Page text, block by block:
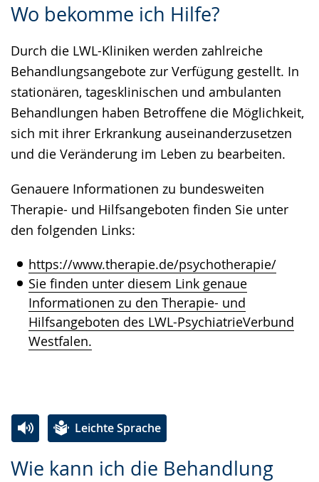
Wo bekomme ich Hilfe?
Durch die LWL-Kliniken werden zahlreiche
Behandlungsangebote zur Verfügung gestellt. In
stationären, tagesklinischen und ambulanten
Behandlungen haben Betroffene die Möglichkeit,
sich mit ihrer Erkrankung auseinanderzusetzen
und die Veränderung im Leben zu bearbeiten.
Genauere Informationen zu bundesweiten
Therapie- und Hilfsangeboten finden Sie unter
den folgenden Links:
https://www.therapie.de/psychotherapie/
Sie finden unter diesem Link genaue
Informationen zu den Therapie- und
Hilfsangeboten des LWL-PsychiatrieVerbund
Westfalen.
Leichten
wechseln.
Audio-
Video
Deutscher
Gebärdensprache
wird
angezeigt.
Wie kann ich die Behandlung
Leichte Sprache
Leichten
Audio-
Video